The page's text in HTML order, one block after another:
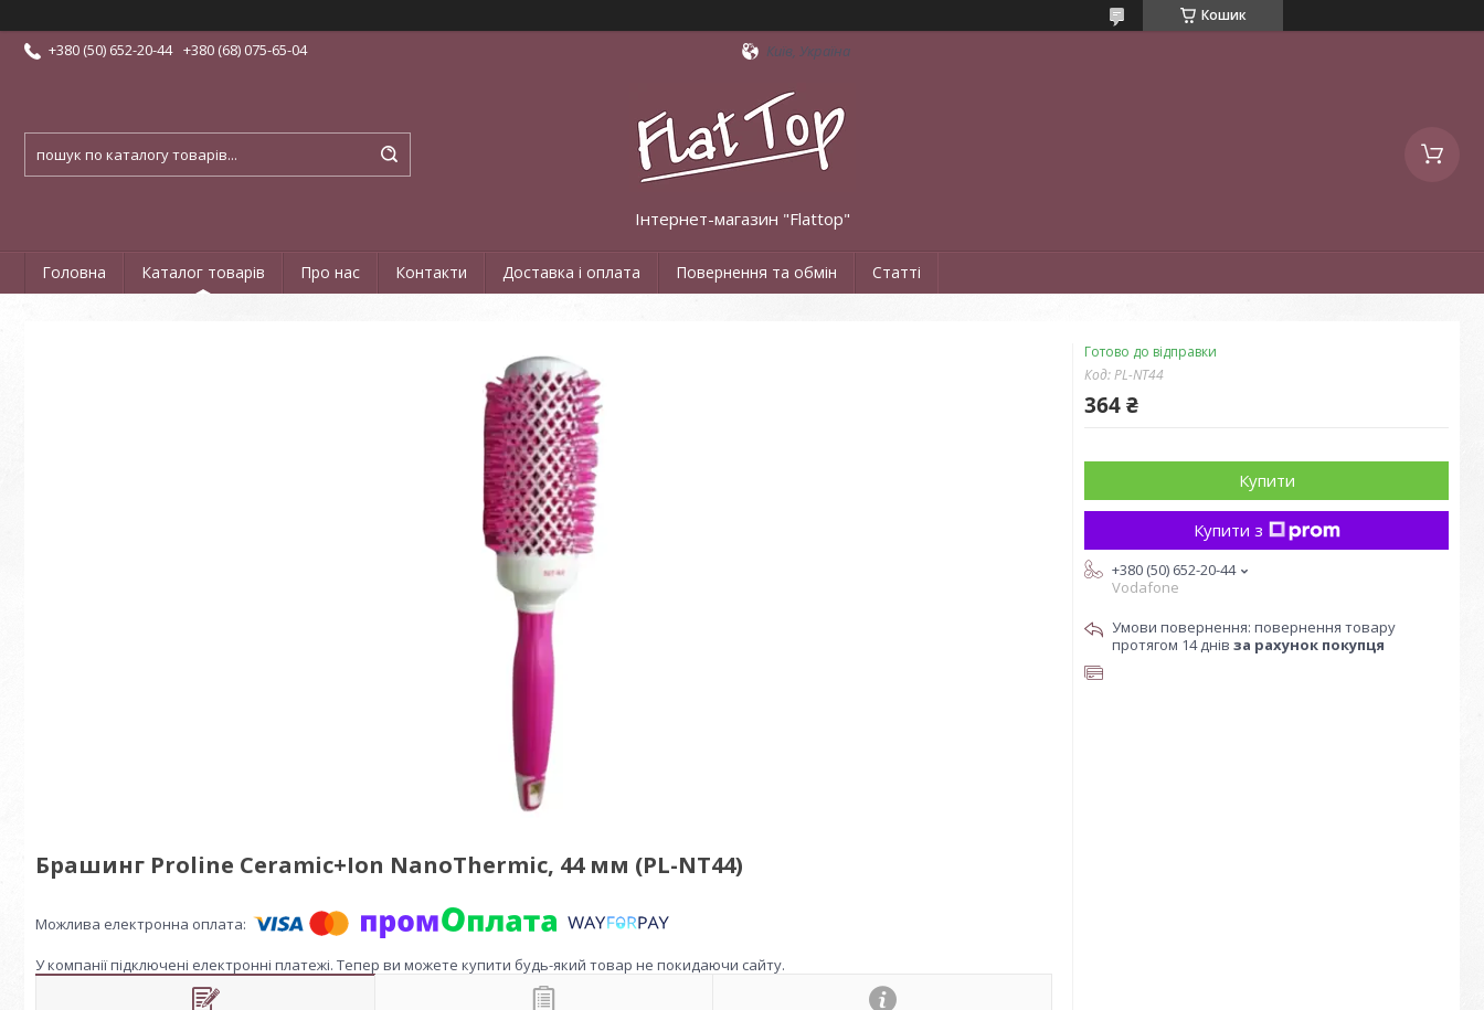
Кошик
+380 (50) 652-20-44 +380 (68) 075-65-04 Київ, Україна
Інтернет-магазин "Flattop"
Головна Каталог товарів Про нас Контакти Доставка і оплата Повернення та обмін Статті
Брашинг Proline Ceramic+Ion NanoThermic, 44 мм (PL-NT44)
У компанії підключені електронні платежі. Тепер ви можете купити будь-який товар не покидаючи сайту.
Готово до відправки
Код:PL-NT44
364 ₴
Купити
Купити з
+380 (50) 652-20-44
Vodafone
повернення товару
протягом 14 днів за рахунок покупця